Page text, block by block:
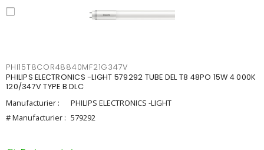
PHI15T8COR48840MF21G347V
PHILIPS ELECTRONICS -LIGHT 579292 TUBE DEL T8 48PO 15W 4 000K
120/347V TYPE B DLC
Manufacturier :
PHILIPS ELECTRONICS -LIGHT
# Manufacturier : 579292